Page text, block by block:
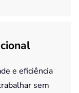
e eficiência
sem